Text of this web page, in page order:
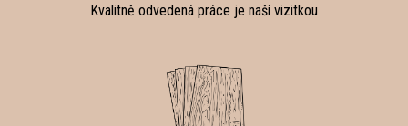
Kvalitně odvedená práce je naší vizitkou